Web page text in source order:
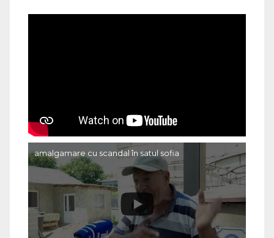
amalgamare cu scandal în satul sofia